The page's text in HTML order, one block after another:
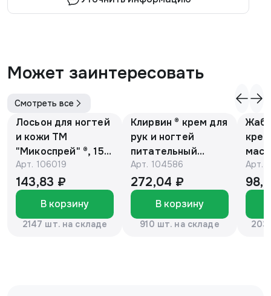
Может заинтересовать
Смотреть все
Лосьон для ногтей
и кожи ТМ
"Микоспрей" ®, 15
мл
Арт. 106019
143,83 ₽
В корзину
2147 шт. на складе
Клирвин ® крем для
рук и ногтей
питательный
против
гиперпигментации
для осветления
кожи 75 г
Арт. 104586
272,04 ₽
В корзину
910 шт. на складе
Арт.